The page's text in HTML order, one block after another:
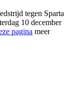
tegen Sparta
10 december
pagina meer